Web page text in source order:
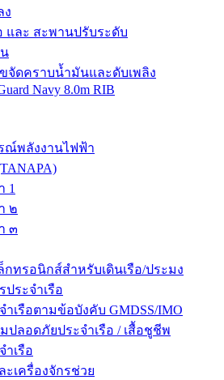
ง
และ สะพานปรับระดับ
ขจัดคราบน้ำมันและดับเพลิง
Navy 8.0m RIB
ณ์พลังงานไฟฟ้า
1
๒
๓
กทรอนิกส์สำหรับเดินเรือ/ประมง
ประจำเรือ
เรือตามข้อบังคับ GMDSS/IMO
ลอดภัยประจำเรือ / เสื้อชูชีพ
เรือ
ะเครื่องจักรช่วย